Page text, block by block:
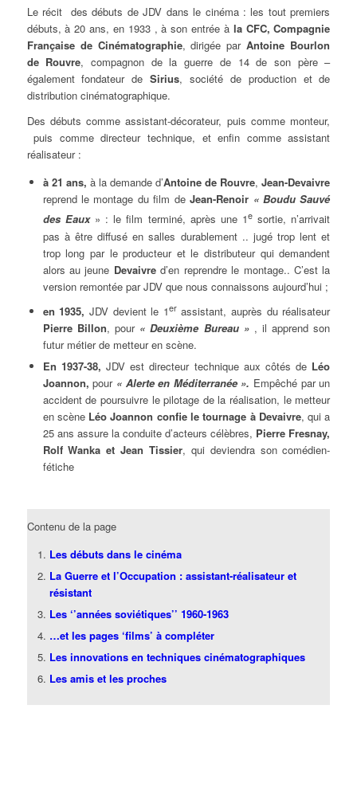
Le récit des débuts de JDV dans le cinéma : les tout premiers
débuts, à 20 ans, en 1933 , à son entrée à la CFC, Compagnie
Française de Cinématographie, dirigée parAntoine Bourlon
de Rouvre, compagnon de la guerre de 14 de son père –
également fondateur deSirius, société de production et de
distribution cinématographique.
Des débuts comme assistant-décorateur, puis comme monteur,
puis comme directeur technique, et enfin comme assistant
réalisateur :
à 21 ans, à la demande d’Antoine de Rouvre, Jean-Devaivre
reprend le montage du film deJean-Renoir « Boudu Sauvé
des Eaux » : le film terminé, après une 1e sortie, n’arrivait
pas à être diffusé en salles durablement .. jugé trop lent et
trop long par le producteur et le distributeur qui demandent
alors au jeune Devaivred’en reprendre le montage.. C’est la
version remontée par JDV que nous connaissons aujourd’hui ;
en 1935, JDV devient le 1erassistant, auprès du réalisateur
Pierre Billon, pour « Deuxième Bureau » , il apprend son
futur métier de metteur en scène.
En 1937-38, JDV est directeur technique aux côtés de Léo
Joannon, pour « Alerte en Méditerranée ». Empêché par un
accident de poursuivre le pilotage de la réalisation, le metteur
en scène Léo Joannon confie le tournage à Devaivre, qui a
25 ans assure la conduite d’acteurs célèbres, Pierre Fresnay,
Rolf Wanka et Jean Tissier, qui deviendra son comédien-
fétiche
Contenu de la page
Les débuts dans le cinéma
La Guerre et l’Occupation : assistant-réalisateur et
résistant
Les ‘’années soviétiques’’ 1960-1963
…et les pages ‘films’ à compléter
Les innovations en techniques cinématographiques
Les amis et les proches